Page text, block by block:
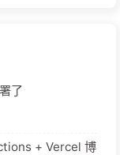
了
+ Vercel 博